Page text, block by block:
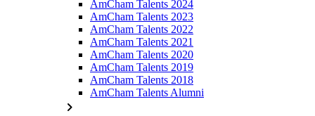
AmCham Talents 2024
AmCham Talents 2023
AmCham Talents 2022
AmCham Talents 2021
AmCham Talents 2020
AmCham Talents 2019
AmCham Talents 2018
AmCham Talents Alumni
chevron_right